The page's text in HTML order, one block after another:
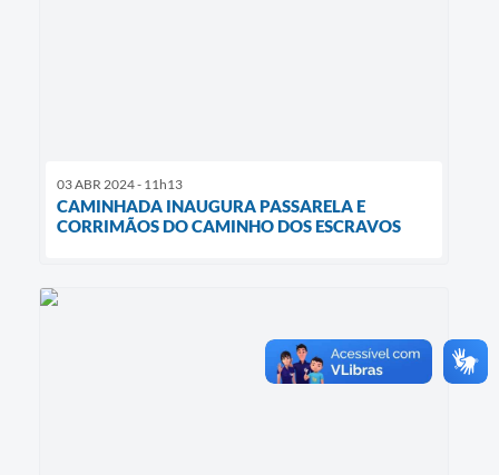
03 ABR 2024 - 11h13
CAMINHADA INAUGURA PASSARELA E
CORRIMÃOS DO CAMINHO DOS ESCRAVOS